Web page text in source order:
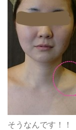
そうなんです！！